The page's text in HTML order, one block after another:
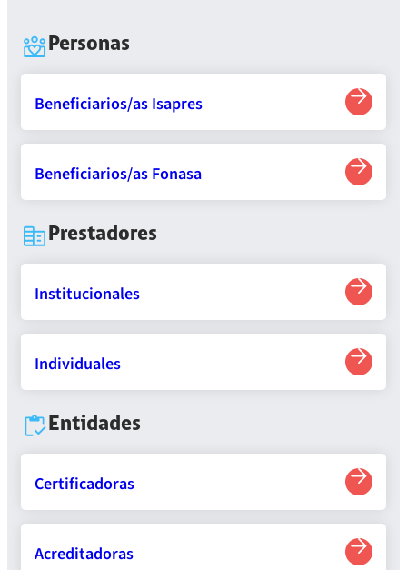
Personas
Beneficiarios/as Isapres
Beneficiarios/as Fonasa
Prestadores
Institucionales
Individuales
Entidades
Certificadoras
Acreditadoras